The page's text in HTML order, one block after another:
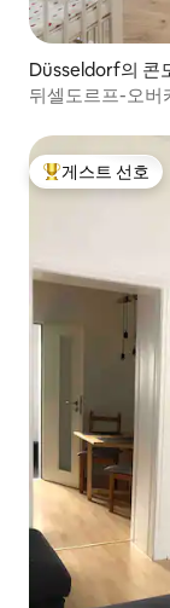
Düsseldorf의 콘
뒤셀도르프-오버
상위 게스트 선호
게스트 선호